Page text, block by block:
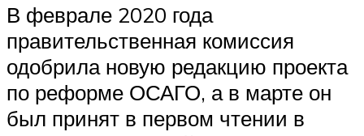
В феврале 2020 года
правительственная комиссия
одобрила новую редакцию проекта
по реформе ОСАГО, а в марте он
был принят в первом чтении в